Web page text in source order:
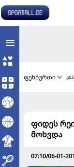
ფეხბურთი
ფიდეს
მოხვდა
07:10/06-01-